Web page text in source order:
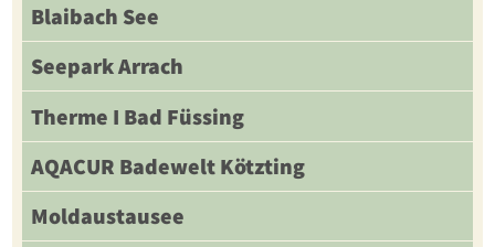
Blaibach See
Seepark Arrach
Therme I Bad Füssing
AQACUR Badewelt Kötzting
Moldaustausee